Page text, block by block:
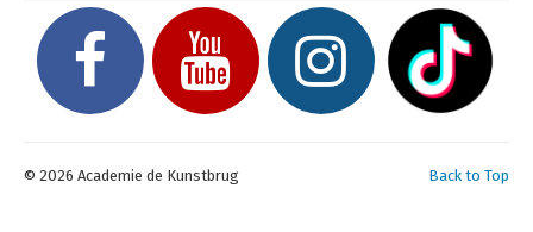
Back to Top
© 2026 Academie de Kunstbrug